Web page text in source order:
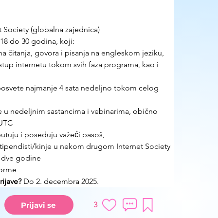
Society (globalna zajednica)
do 30 godina, koji:
čitanja, govora i pisanja na engleskom jeziku,
internetu tokom svih faza programa, kao i
najmanje 4 sata nedeljno tokom celog
u nedeljnim sastancima i vebinarima, obično
i poseduju važeći pasoš,
kinje u nekom drugom Internet Society
godine
Do 2. decembra 2025.
Prijavi se 3